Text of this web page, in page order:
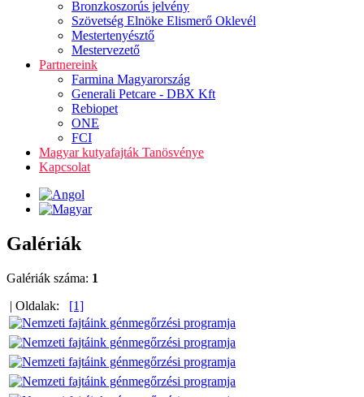
Bronzkoszorús jelvény
Szövetség Elnöke Elismerő Oklevél
Mestertenyésztő
Mestervezető
Partnereink
Farmina Magyarország
Generali Petcare - DBX Kft
Rebiopet
ONE
FCI
Magyar kutyafajták Tanösvénye
Kapcsolat
Galériák
Galériák száma: 1
| Oldalak: [1]